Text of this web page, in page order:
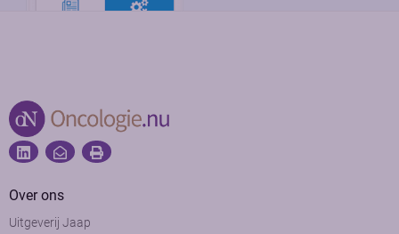
Over ons
Uitgeverij Jaap